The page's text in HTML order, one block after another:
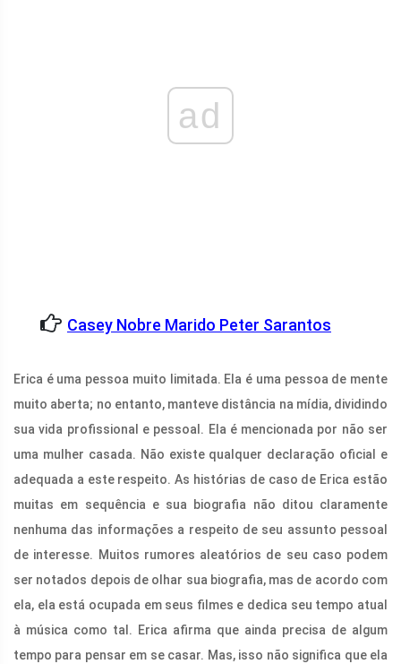
ad
Casey Nobre Marido Peter Sarantos
Erica é uma pessoa muito limitada. Ela é uma pessoa de mente
muito aberta; no entanto, manteve distância na mídia, dividindo
sua vida profissional e pessoal. Ela é mencionada por não ser
uma mulher casada. Não existe qualquer declaração oficial e
adequada a este respeito. As histórias de caso de Erica estão
muitas em sequência e sua biografia não ditou claramente
nenhuma das informações a respeito de seu assunto pessoal
de interesse. Muitos rumores aleatórios de seu caso podem
ser notados depois de olhar sua biografia, mas de acordo com
ela, ela está ocupada em seus filmes e dedica seu tempo atual
à música como tal. Erica afirma que ainda precisa de algum
tempo para pensar em se casar. Mas, isso não significa que ela